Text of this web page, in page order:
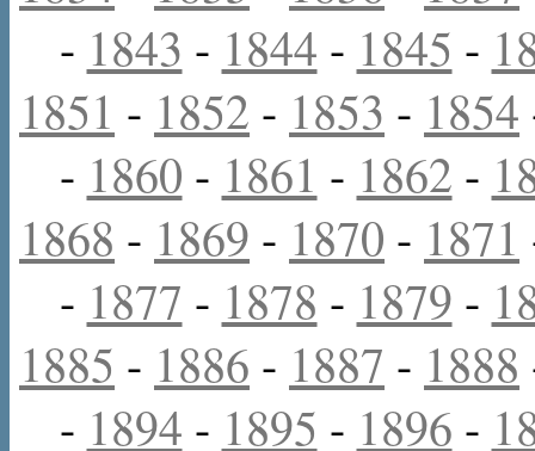
- 1843 - 1844 - 1845 -
1851 - 1852 - 1853 - 1854
- 1860 - 1861 - 1862 -
1868 - 1869 - 1870 - 1871
- 1877 - 1878 - 1879 -
1885 - 1886 - 1887 - 1888
- 1894 - 1895 - 1896 -